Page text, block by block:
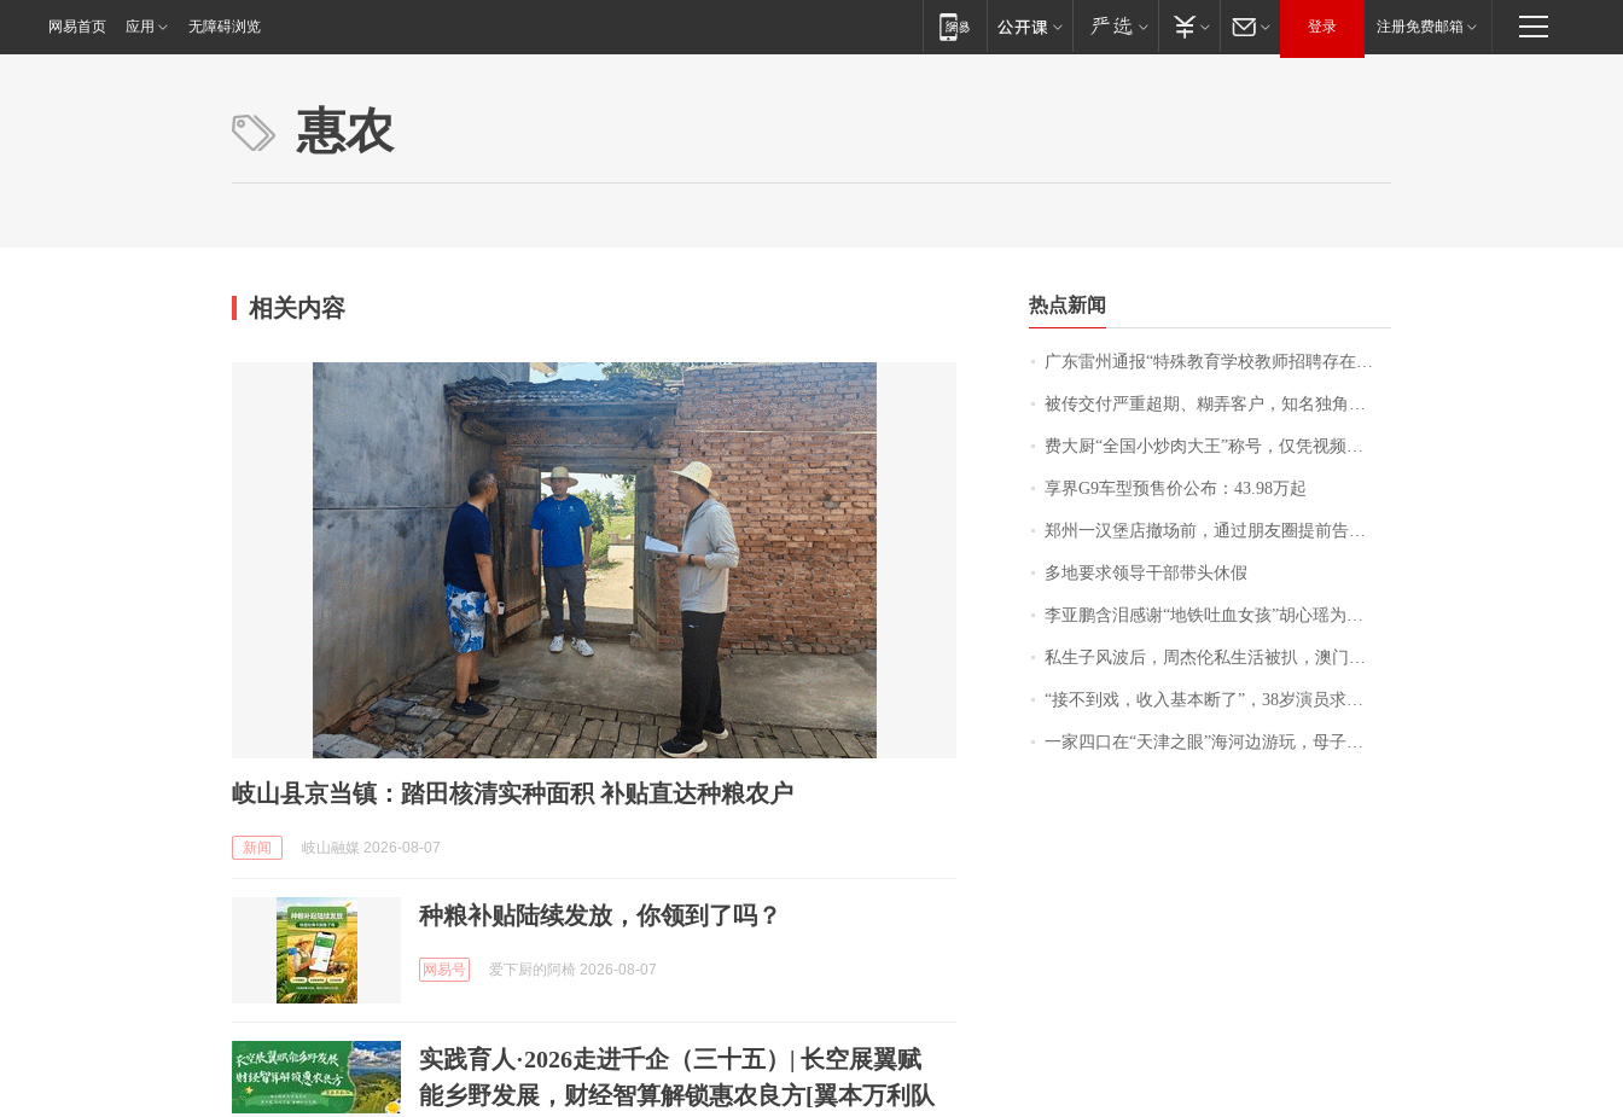
网易首页 应用 无障碍浏览 登录 注册免费邮箱
惠农
相关内容
岐山县京当镇：踏田核清实种面积 补贴直达种粮农户
新闻 岐山融媒 2026-08-07
种粮补贴陆续发放，你领到了吗？
网易号 爱下厨的阿椅 2026-08-07
实践育人·2026走进千企（三十五）| 长空展翼赋
能乡野发展，财经智算解锁惠农良方[翼本万利队
热点新闻
广东雷州通报“特殊教育学校教师招聘存在违规行为”：已启动问责程序 副校长被停职
被传交付严重超期、糊弄客户，知名独角兽车企创始人回应：都没证据，将依法采取措施，“本人长期与美国交管局保持沟通，对方表示肯定”
费大厨“全国小炒肉大王”称号，仅凭视频评出？中国烹饪协会回应
享界G9车型预售价公布：43.98万起
郑州一汉堡店撤场前，通过朋友圈提前告知逐一退费，有顾客仅剩1元也全被退回，分文不少；顾客：言而有信，让人感动
多地要求领导干部带头休假
李亚鹏含泪感谢“地铁吐血女孩”胡心瑶为嫣然天使捐99999元：这份捐赠太沉重，尊重其捐赠意愿，个人向胡心瑶和她的病友之家各捐赠99999元
私生子风波后，周杰伦私生活被扒，澳门输10亿传闻早已经水落石出
“接不到戏，收入基本断了”，38岁演员求职景区NPC：工作量断崖式下跌，留给我试错的时间不多了
一家四口在“天津之眼”海河边游玩，母子俩不幸溺亡